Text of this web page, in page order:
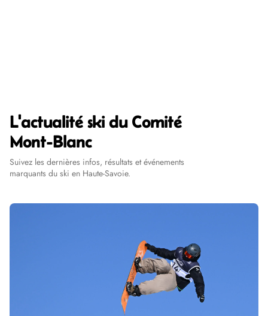
L'actualité ski du Comité
Mont-Blanc
Suivez les dernières infos, résultats et événements
marquants du ski en Haute-Savoie.